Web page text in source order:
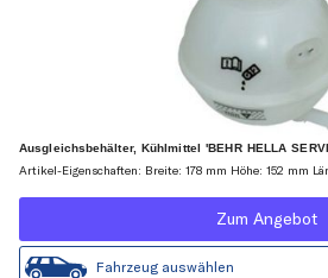
Ausgleichsbehälter, Kühlmittel 'BEHR HELLA
Artikel-Eigenschaften: Breite: 178 mm Höhe: 152 mm
Zum Angebot
Fahrzeug auswählen